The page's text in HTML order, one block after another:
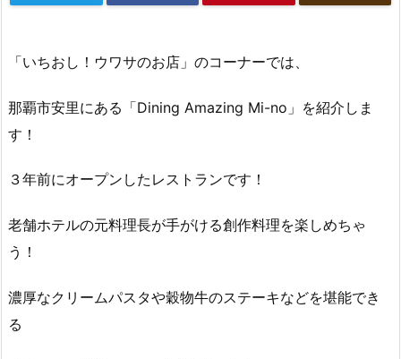
「いちおし！ウワサのお店」のコーナーでは、
那覇市安里にある「Dining Amazing Mi-no」を紹介しま
す！
３年前にオープンしたレストランです！
老舗ホテルの元料理長が手がける創作料理を楽しめちゃ
う！
濃厚なクリームパスタや穀物牛のステーキなどを堪能でき
る